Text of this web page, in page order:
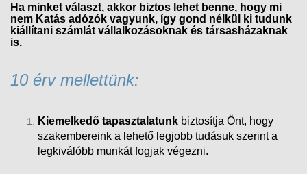
Ha minket választ, akkor biztos lehet benne, hogy mi
nem Katás adózók vagyunk, így gond nélkül ki tudunk
kiállítani számlát vállalkozásoknak és társasházaknak
is.
10 érv mellettünk:
Kiemelkedő tapasztalatunk biztosítja Önt, hogy
szakembereink a lehető legjobb tudásuk szerint a
legkiválóbb munkát fogjak végezni.